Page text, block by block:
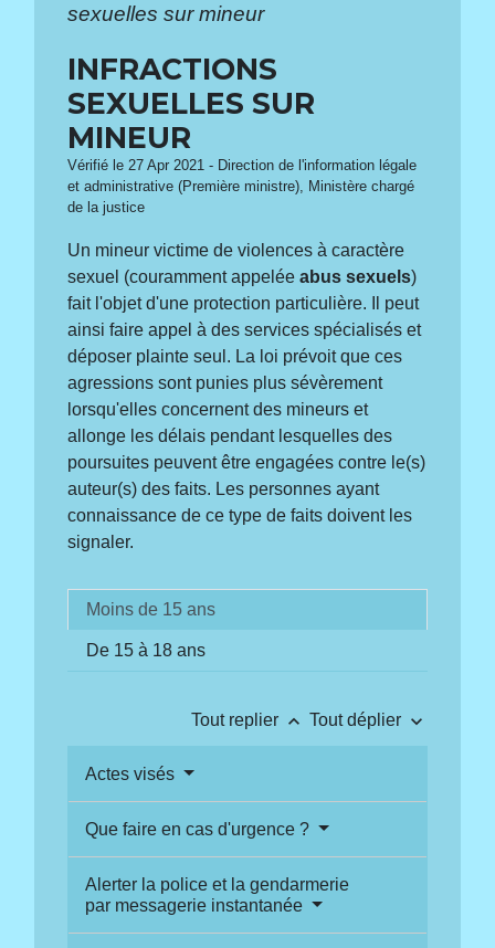
sexuelles sur mineur
INFRACTIONS
SEXUELLES SUR
MINEUR
Vérifié le 27 Apr 2021 - Direction de l'information légale
et administrative (Première ministre), Ministère chargé
de la justice
Un mineur victime de violences à caractère
sexuel (couramment appeléeabus sexuels)
fait l'objet d'une protection particulière. Il peut
ainsi faire appel à des services spécialisés et
déposer plainte seul. La loi prévoit que ces
agressions sont punies plus sévèrement
lorsqu'elles concernent des mineurs et
allonge les délais pendant lesquelles des
poursuites peuvent être engagées contre le(s)
auteur(s) des faits. Les personnes ayant
connaissance de ce type de faits doivent les
signaler.
Moins de 15 ans
De 15 à 18 ans
Tout replier keyboard_arrow_up Tout déplier keyboard_arrow_down
Actes visés
Que faire en cas d'urgence ?
Alerter la police et la gendarmerie
par messagerie instantanée